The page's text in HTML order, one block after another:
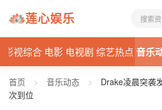
莲心娱乐
影视综合 电影 电视剧 综艺热点 音乐
首页 > 音乐动态 >
Drake凌晨突袭
次到位